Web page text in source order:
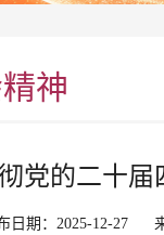
神
党的二十
日期：2025-12-27